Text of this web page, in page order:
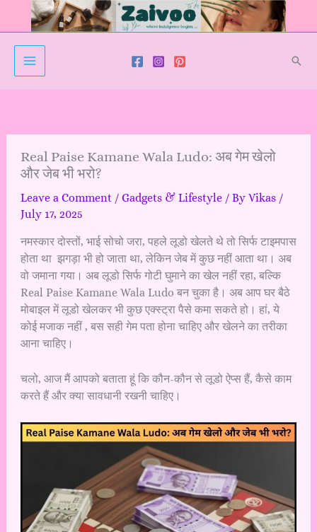
Real Paise Kamane Wala Ludo: अब गेम खेलो
और जेब भी भरो?
Leave a Comment / Gadgets & Lifestyle/ By Vikas /
July 17, 2025
नमस्कार दोस्तों, भाई सोचो जरा, पहले लूडो खेलते थे तो सिर्फ टाइमपास
होता था झगड़ा भी हो जाता था, लेकिन जेब में कुछ नहीं आता था। अब
वो जमाना गया। अब लूडो सिर्फ गोटी घुमाने का खेल नहीं रहा, बल्कि
Real Paise Kamane Wala Ludo बन चुका है। अब आप घर बैठे
मोबाइल में लूडो खेलकर भी कुछ एक्स्ट्रा पैसे कमा सकते हो। हां, ये
कोई मजाक नहीं , बस सही गेम पता होना चाहिए और खेलने का तरीका
आना चाहिए।
चलो, आज मैं आपको बताता हूं कि कौन-कौन से लूडो ऐप्स हैं, कैसे काम
करते हैं और क्या सावधानी रखनी चाहिए।